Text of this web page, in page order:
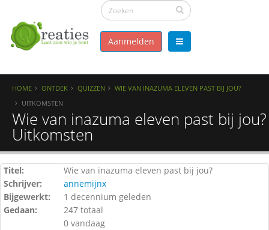
Aanmelden
HOME ONTDEK QUIZZEN
WIE VAN INAZUMA ELEVEN PAST BIJ JOU?
UITKOMSTEN
Wie van inazuma eleven past bij
Uitkomsten
Titel:
Wie van inazuma eleven past bij jou?
Schrijver:
annemijnx
Bijgewerkt:
1 decennium geleden
Gedaan:
247 totaal
0 vandaag